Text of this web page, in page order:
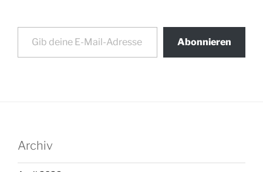
Gib deine E-Mail-Adresse ein ...
Abonnieren
Archiv